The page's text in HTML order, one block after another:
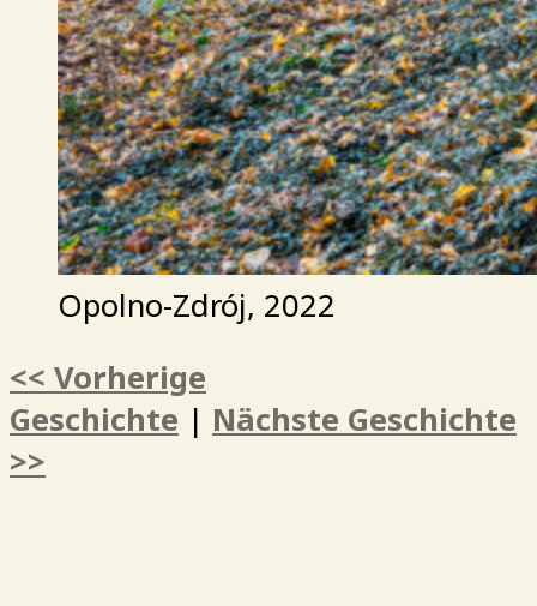
Opolno-Zdrój, 2022
<< Vorherige
Geschichte | Nächste Geschichte
>>